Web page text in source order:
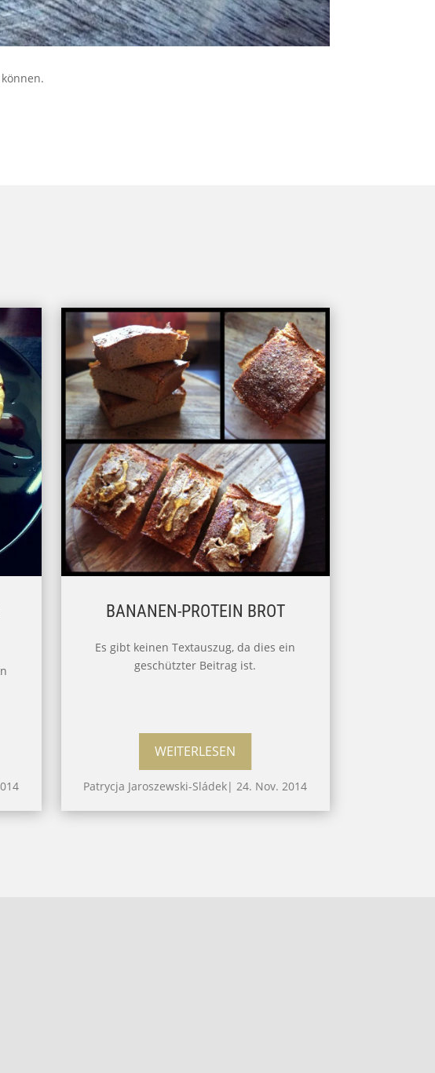
BANANEN-PROTEIN BROT
Es gibt keinen Textauszug, da dies ein
geschützter Beitrag ist.
WEITERLESEN
Patrycja Jaroszewski-Sládek|24. Nov. 2014